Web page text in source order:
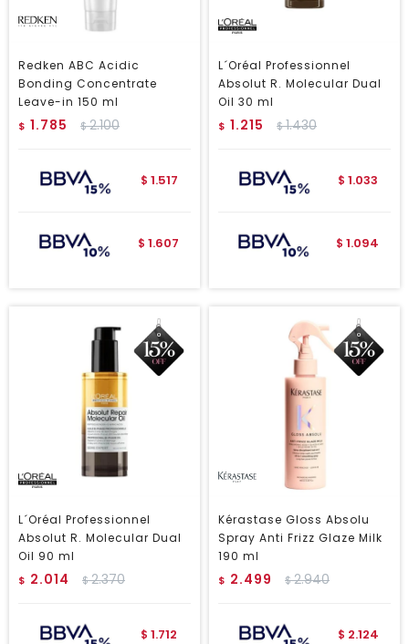
Redken ABC Acidic
Bonding Concentrate
Leave-in 150 ml
$ 1.785 $2.100
$ 1.517
$ 1.607
L´Oréal Professionnel
Absolut R. Molecular Dual
Oil 30 ml
$ 1.215 $1.430
$ 1.033
$ 1.094
L´Oréal Professionnel
Absolut R. Molecular Dual
Oil 90 ml
$ 2.014 $2.370
$ 1.712
Kérastase Gloss Absolu
Spray Anti Frizz Glaze Milk
190 ml
$ 2.499 $2.940
$ 2.124